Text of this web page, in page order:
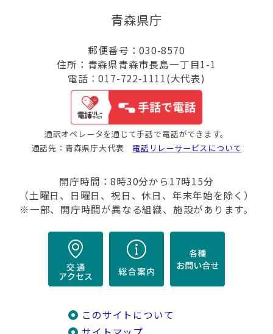
青森県庁
郵便番号：030-8570
住所：青森県青森市長島一丁目1-1
電話：017-722-1111(大代表)
通訳オペレータを通じて手話で電話ができます。
通話先：青森県庁大代表 電話リレーサービスについて
開庁時間：8時30分から17時15分
（土曜日、日曜日、祝日、休日、年末年始を除く）
※一部、開庁時間が異なる組織、施設があります。
このサイトについて